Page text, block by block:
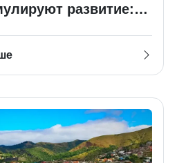
развитие:
2023
выставка
завершились